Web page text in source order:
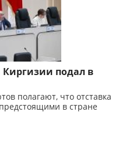
Киргизии подал в
полагают, что отставка
в стране